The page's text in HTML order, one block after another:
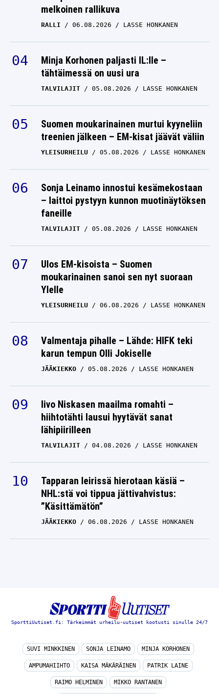
melkoinen rallikuva
RALLI 06.08.2026 LASSE HONKANEN
Minja Korhonen paljasti IL:lle –
tähtäimessä on uusi ura
TALVILAJIT 05.08.2026 LASSE HONKANEN
Suomen moukarinainen murtui kyyneliin
treenien jälkeen – EM-kisat jäävät väliin
YLEISURHEILU 05.08.2026 LASSE HONKANEN
Sonja Leinamo innostui kesämekostaan
– laittoi pystyyn kunnon muotinäytöksen
faneille
TALVILAJIT 05.08.2026 LASSE HONKANEN
Ulos EM-kisoista – Suomen
moukarinainen sanoi sen nyt suoraan
Ylelle
YLEISURHEILU 06.08.2026 LASSE HONKANEN
Valmentaja pihalle – Lähde: HIFK teki
karun tempun Olli Jokiselle
JÄÄKIEKKO 05.08.2026 LASSE HONKANEN
Iivo Niskasen maailma romahti –
hiihtotähti lausui hyytävät sanat
lähipiirilleen
TALVILAJIT 04.08.2026 LASSE HONKANEN
Tapparan leirissä hierotaan käsiä –
NHL:stä voi tippua jättivahvistus:
”Käsittämätön”
JÄÄKIEKKO 06.08.2026 LASSE HONKANEN
SporttiUutiset.fi: Tärkeimmät urheilu-uutiset kootusti sinulle 24/7
SUVI MINKKINEN SONJA LEINAMO MINJA KORHONEN
AMPUMAHIIHTO KAISA MÄKÄRÄINEN PATRIK LAINE
RAIMO HELMINEN MIKKO RANTANEN